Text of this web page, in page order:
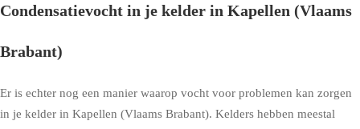
Condensatievocht in je kelder in Kapellen (Vlaams
Brabant)
Er is echter nog een manier waarop vocht voor problemen kan zorgen
in je kelder in Kapellen (Vlaams Brabant). Kelders hebben meestal